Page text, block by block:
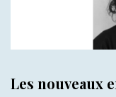
Les nouveaux